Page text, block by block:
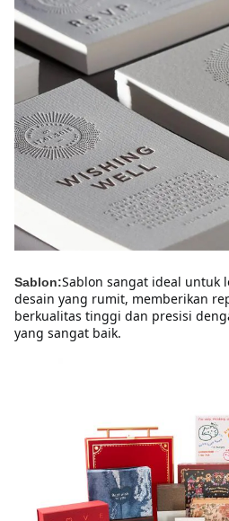
Sablon:Sablon sangat ideal untuk
desain yang rumit, memberikan
berkualitas tinggi dan presisi
yang sangat baik.